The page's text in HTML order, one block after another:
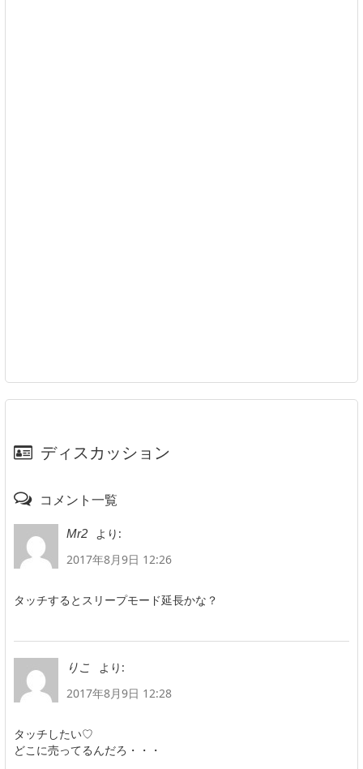
ディスカッション
コメント一覧
Mr2
より:
2017年8月9日 12:26
タッチするとスリープモード延長かな？
りこ
より:
2017年8月9日 12:28
タッチしたい♡
どこに売ってるんだろ・・・